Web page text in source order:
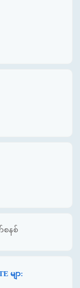
စနစ်
မျာ: